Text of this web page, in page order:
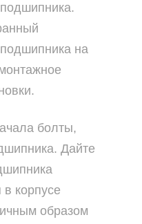
на
болты,
Дайте
корпусе
образом